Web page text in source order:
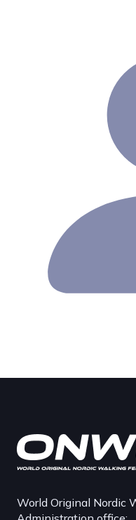
World Original Nordic